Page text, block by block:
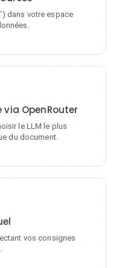
dans votre espace
via OpenRouter
le LLM le plus
du document.
vos consignes